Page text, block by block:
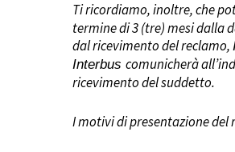
Ti ricordiamo, inoltre, che
termine di 3 (tre) mesi dalla
dal ricevimento del reclamo,
Interbuscomunicherà
ricevimento delsuddetto.
I motivi di presentazione